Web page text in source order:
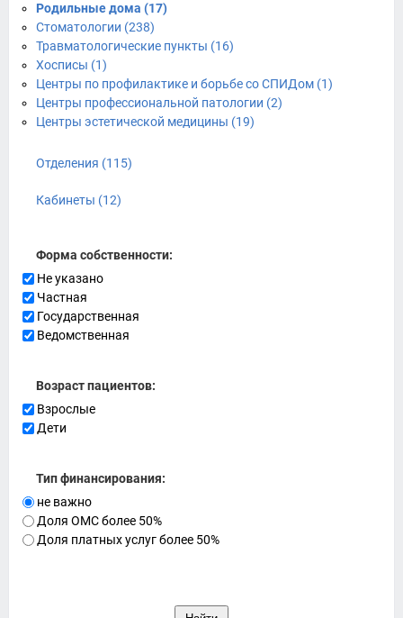
Родильные дома (17)
Стоматологии (238)
Травматологические пункты (16)
Хосписы (1)
Центры по профилактике и борьбе со СПИДом (1)
Центры профессиональной патологии (2)
Центры эстетической медицины (19)
Отделения (115)
Кабинеты (12)
Форма собственности:
Не указано
Частная
Государственная
Ведомственная
Возраст пациентов:
Взрослые
Дети
Тип финансирования:
не важно
Доля ОМС более 50%
Доля платных услуг более 50%